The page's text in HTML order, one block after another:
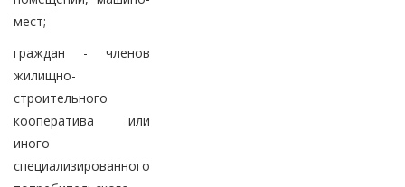
мест;
граждан - членов
жилищно-
строительного
кооператива или
иного
специализированного